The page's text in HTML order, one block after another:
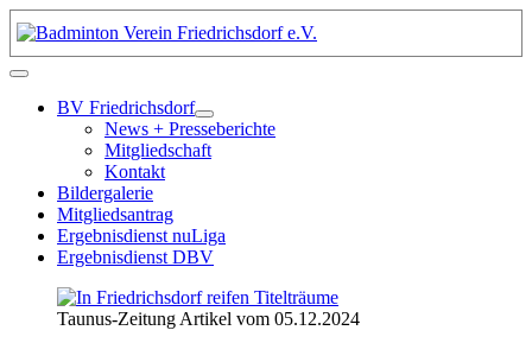
BV Friedrichsdorf
News + Presseberichte
Mitgliedschaft
Kontakt
Bildergalerie
Mitgliedsantrag
Ergebnisdienst nuLiga
Ergebnisdienst DBV
Taunus-Zeitung Artikel vom 05.12.2024